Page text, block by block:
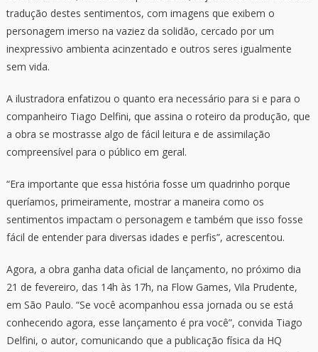
tradução destes sentimentos, com imagens que exibem o
personagem imerso na vaziez da solidão, cercado por um
inexpressivo ambienta acinzentado e outros seres igualmente
sem vida.
A ilustradora enfatizou o quanto era necessário para si e para o
companheiro Tiago Delfini, que assina o roteiro da produção, que
a obra se mostrasse algo de fácil leitura e de assimilação
compreensível para o público em geral.
“Era importante que essa história fosse um quadrinho porque
queríamos, primeiramente, mostrar a maneira como os
sentimentos impactam o personagem e também que isso fosse
fácil de entender para diversas idades e perfis”, acrescentou.
Agora, a obra ganha data oficial de lançamento, no próximo dia
21 de fevereiro, das 14h às 17h, na Flow Games, Vila Prudente,
em São Paulo. “Se você acompanhou essa jornada ou se está
conhecendo agora, esse lançamento é pra você”, convida Tiago
Delfini, o autor, comunicando que a publicação física da HQ